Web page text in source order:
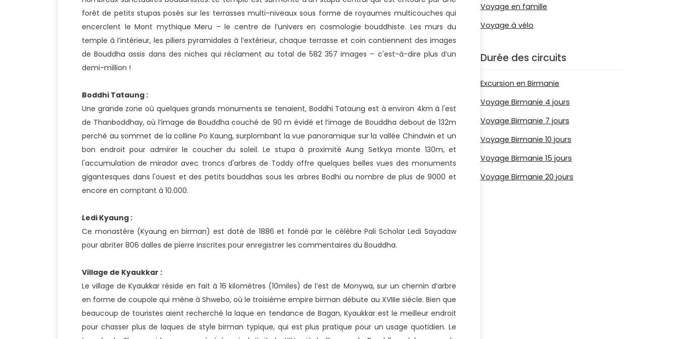
forêt de petits stupas posés sur les terrasses multi-niveaux sous forme de royaumes multicouches qui
encerclent le Mont mythique Meru – le centre de l’univers en cosmologie bouddhiste. Les murs du
temple à l’intérieur, les piliers pyramidales à l’extérieur, chaque terrasse et coin contiennent des images
de Bouddha assis dans des niches qui réclament au total de 582 357 images – c'est-à-dire plus d’un
demi-million !
Boddhi Tataung :
Une grande zone où quelques grands monuments se tenaient, Boddhi Tataung est à environ 4km à l'est
de Thanboddhay, où l’image de Bouddha couché de 90 m évidé et l’image de Bouddha debout de 132m
perché au sommet de la colline Po Kaung, surplombant la vue panoramique sur la vallée Chindwin et un
bon endroit pour admirer le coucher du soleil. Le stupa à proximité Aung Setkya monte 130m, et
l'accumulation de mirador avec troncs d'arbres de Toddy offre quelques belles vues des monuments
gigantesques dans l'ouest et des petits bouddhas sous les arbres Bodhi au nombre de plus de 9000 et
encore en comptant à 10.000.
Ledi Kyaung :
Ce monastère (Kyaung en birman) est daté de 1886 et fondé par le célèbre Pali Scholar Ledi Sayadaw
pour abriter 806 dalles de pierre inscrites pour enregistrer les commentaires du Bouddha.
Village de Kyaukkar :
Le village de Kyaukkar réside en fait à 16 kilomètres (10miles) de l’est de Monywa, sur un chemin d’arbre
en forme de coupole qui mène à Shwebo, où le troisième empire birman débute au XVIIIe siècle. Bien que
beaucoup de touristes aient recherché la laque en tendance de Bagan, Kyaukkar est le meilleur endroit
pour chasser plus de laques de style birman typique, qui est plus pratique pour un usage quotidien. Le
Voyage en famille
Voyage à vélo
Durée des circuits
Excursion en Birmanie
Voyage Birmanie 4 jours
Voyage Birmanie 7 jours
Voyage Birmanie 10 jours
Voyage Birmanie 15 jours
Voyage Birmanie 20 jours